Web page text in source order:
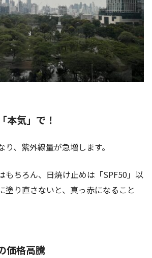
本気」で！
、紫外線量が急増します。
もちろん、日焼け止めは「SPF50」以
塗り直さないと、真っ赤になること
価格高騰